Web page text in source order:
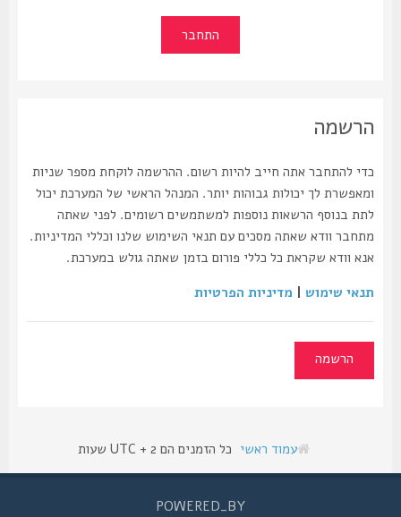
הרשמה
כדי להתחבר אתה חייב להיות רשום. ההרשמה לוקחת מספר שניות
ומאפשרת לך יכולות גבוהות יותר. המנהל הראשי של המערכת יכול
לתת בנוסף הרשאות נוספות למשתמשים רשומים. לפני שאתה
מתחבר וודא שאתה מסכים עם תנאי השימוש שלנו וכללי המדיניות.
אנא וודא שקראת כל כללי פורום בזמן שאתה גולש במערכת.
תנאי שימוש|מדיניות הפרטיות
הרשמה
עמוד ראשי כל הזמנים הם UTC + 2 שעות
POWERED_BY